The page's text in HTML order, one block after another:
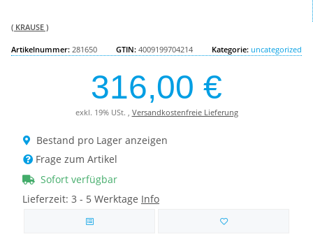
( KRAUSE )
Artikelnummer: 281650 GTIN: 4009199704214 Kategorie: uncategorized
316,00 €
exkl. 19% USt. , Versandkostenfreie Lieferung
Bestand pro Lager anzeigen
Frage zum Artikel
Sofort verfügbar
Lieferzeit: 3 - 5 Werktage Info